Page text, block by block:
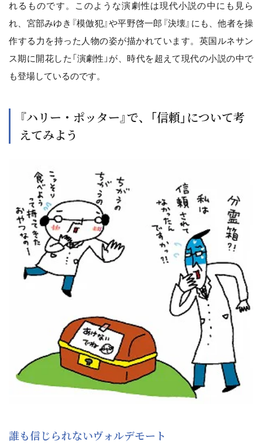
れるものです。このような演劇性は現代小説の中にも見ら
れ、宮部みゆき『模倣犯』や平野啓一郎『決壊』にも、他者を操
作する力を持った人物の姿が描かれています。英国ルネサン
ス期に開花した「演劇性」が、時代を超えて現代の小説の中で
も登場しているのです。
『ハリー・ポッター』で、「信頼」について考
えてみよう
誰も信じられないヴォルデモート